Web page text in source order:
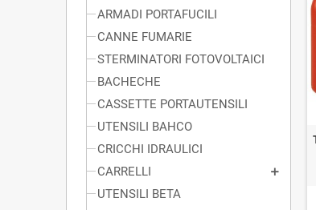
ARMADI PORTAFUCILI
CANNE FUMARIE
STERMINATORI FOTOVOLTAICI
BACHECHE
CASSETTE PORTAUTENSILI
UTENSILI BAHCO
CRICCHI IDRAULICI
CARRELLI
UTENSILI BETA